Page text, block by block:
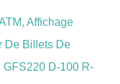
Affichage
De Billets De
D-100 R-